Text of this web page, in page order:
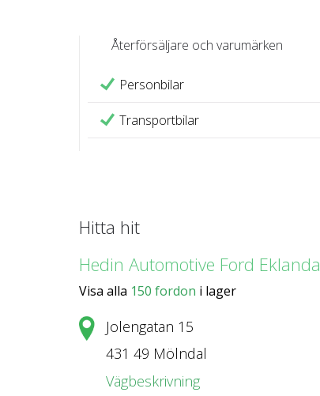
Återförsäljare och varumärken
Personbilar
Transportbilar
Hitta hit
Hedin Automotive Ford Eklanda
Visa alla 150 fordon i lager
Jolengatan 15
431 49 Mölndal
Vägbeskrivning